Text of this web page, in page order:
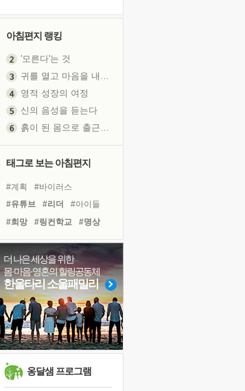
아침편지 랭킹
'모른다'는 것
영적 성장의 여정
신의 음성을 듣는다
처음 손을 잡았던 날
꿈이 실제가 되는 것
'말 타는 법'을 먼저
졸업식 사진을 보며
극심한 변비, 어깨결림, 수면 장애
아픈 아버지를 위한 공간 설계
슬럼프
보고 싶은 어머니
유년 시절의 부산 영도 바다
못된 꼰대들
희망이란
태그로 보는 아침편지
#계획
#바이러스
#유튜브
#리더
#아이들
#희망
#링컨학교
#명상
#비전캠프
#독서
#선택
#삶
#건강
#사람
#독서캠프
#도움
#극복
#나눔
#면역력
#다짐
#위기
더 나은 세상을 위한
몸·마음·영혼의 힐링공동체
한울타리 소울패밀리
옹달샘 프로그램